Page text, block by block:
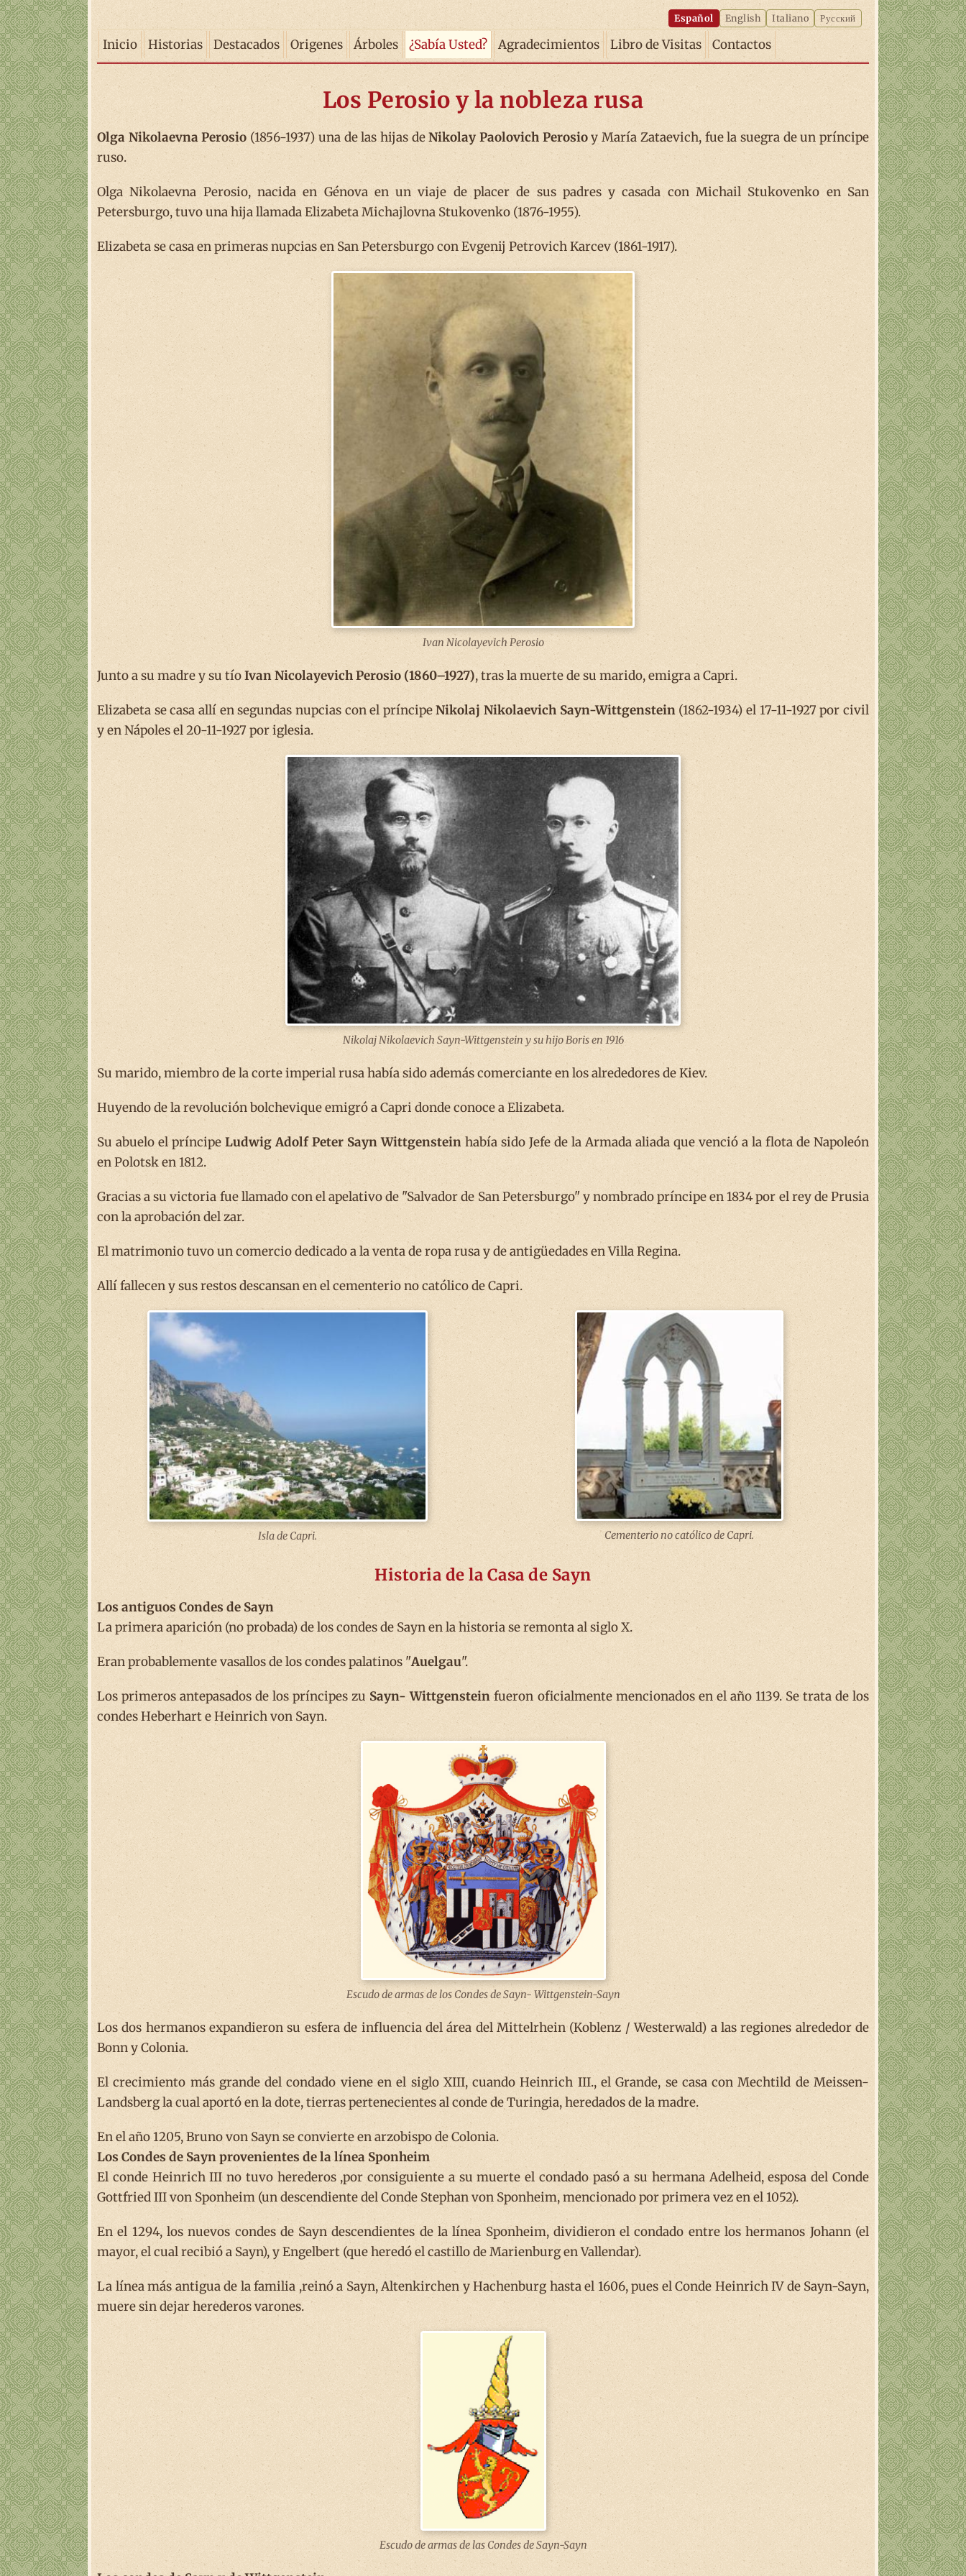
Español English Italiano Русский
Inicio Historias Destacados Origenes Árboles ¿Sabía Usted? Agradecimientos Libro de Visitas Contactos
Los Perosio y la nobleza rusa
Olga Nikolaevna Perosio (1856-1937) una de las hijas deNikolay Paolovich Perosioy María Zataevich, fue la suegra de un príncipe
ruso.
Olga Nikolaevna Perosio, nacida en Génova en un viaje de placer de sus padres y casada con Michail Stukovenko en San
Petersburgo, tuvo una hija llamada Elizabeta Michajlovna Stukovenko (1876-1955).
Elizabeta se casa en primeras nupcias en San Petersburgo con Evgenij Petrovich Karcev (1861-1917).
Ivan Nicolayevich Perosio
Junto a su madre y su tíoIvan Nicolayevich Perosio (1860–1927), tras la muerte de su marido, emigra a Capri.
Elizabeta se casa allí en segundas nupcias con el príncipeNikolaj Nikolaevich Sayn-Wittgenstein(1862-1934) el 17-11-1927 por civil
y en Nápoles el 20-11-1927 por iglesia.
Nikolaj Nikolaevich Sayn-Wittgenstein y su hijo Boris en 1916
Su marido, miembro de la corte imperial rusa había sido además comerciante en los alrededores de Kiev.
Huyendo de la revolución bolchevique emigró a Capri donde conoce a Elizabeta.
Su abuelo el príncipe Ludwig Adolf Peter Sayn Wittgenstein había sido Jefe de la Armada aliada que venció a la flota de Napoleón
en Polotsk en 1812.
Gracias a su victoria fue llamado con el apelativo de "Salvador de San Petersburgo" y nombrado príncipe en 1834 por el rey de Prusia
con la aprobación del zar.
El matrimonio tuvo un comercio dedicado a la venta de ropa rusa y de antigüedades en Villa Regina.
Allí fallecen y sus restos descansan en el cementerio no católico de Capri.
Isla de Capri. Cementerio no católico de Capri.
Historia de la Casa de Sayn
Los antiguos Condes de Sayn
La primera aparición (no probada) de los condes de Sayn en la historia se remonta al siglo X.
Eran probablemente vasallos de los condes palatinos "Auelgau".
Los primeros antepasados de los príncipes zuSayn- Wittgensteinfueron oficialmente mencionados en el año 1139. Se trata de los
condes Heberhart e Heinrich von Sayn.
Escudo de armas de los Condes de Sayn- Wittgenstein-Sayn
Los dos hermanos expandieron su esfera de influencia del área del Mittelrhein (Koblenz / Westerwald) a las regiones alrededor de
Bonn y Colonia.
El crecimiento más grande del condado viene en el siglo XIII, cuando Heinrich III., el Grande, se casa con Mechtild de Meissen-
Landsberg la cual aportó en la dote, tierras pertenecientes al conde de Turingia, heredados de la madre.
En el año 1205, Bruno von Sayn se convierte en arzobispo de Colonia.
Los Condes de Sayn provenientes de la línea Sponheim
El conde Heinrich III no tuvo herederos ,por consiguiente a su muerte el condado pasó a su hermana Adelheid, esposa del Conde
Gottfried III von Sponheim (un descendiente del Conde Stephan von Sponheim, mencionado por primera vez en el 1052).
En el 1294, los nuevos condes de Sayn descendientes de la línea Sponheim, dividieron el condado entre los hermanos Johann (el
mayor, el cual recibió a Sayn), y Engelbert (que heredó el castillo de Marienburg en Vallendar).
La línea más antigua de la familia ,reinó a Sayn, Altenkirchen y Hachenburg hasta el 1606, pues el Conde Heinrich IV de Sayn-Sayn,
muere sin dejar herederos varones.
Escudo de armas de las Condes de Sayn-Sayn